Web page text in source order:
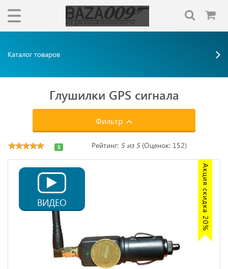
Каталог товаров
Глушилки GPS сигнала
Фильтр
Акция скидка 20%
ВИДЕО
5 Рейтинг: 5 из 5(Оценок: 152)